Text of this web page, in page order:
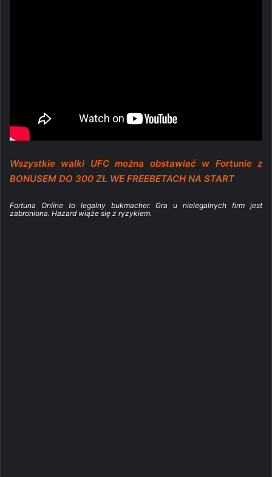
Wszystkie walki UFC można obstawiać w Fortunie z
BONUSEM DO 300 ZŁ WE FREEBETACH NA START
Fortuna Online to legalny bukmacher. Gra u nielegalnych firm jest
zabroniona. Hazard wiąże się z ryzykiem.